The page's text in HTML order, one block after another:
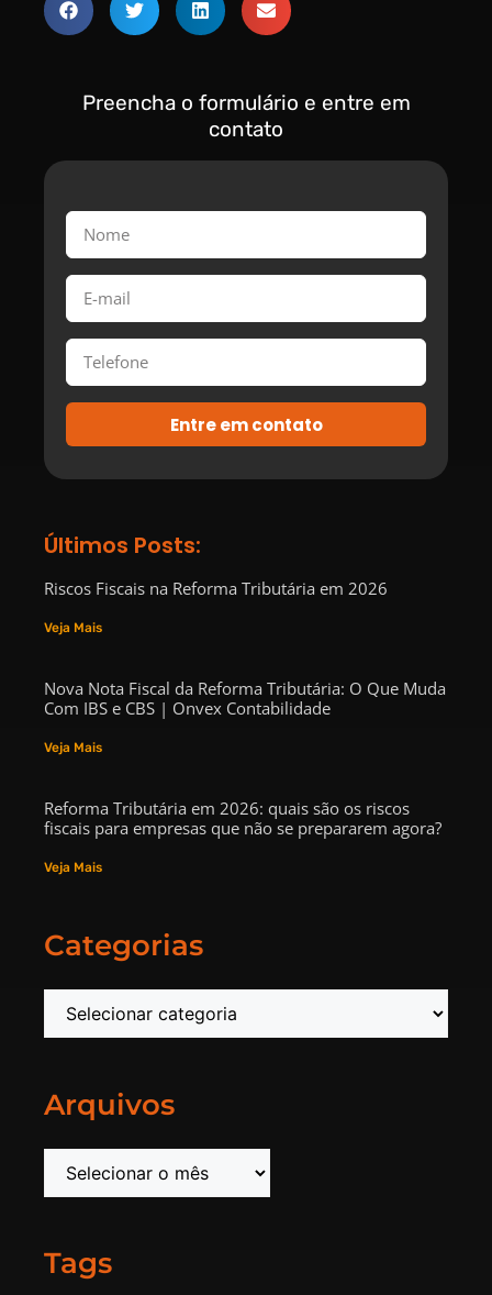
Preencha o formulário e entre em
contato
Entre em contato
Últimos Posts:
Riscos Fiscais na Reforma Tributária em 2026
Veja Mais
Nova Nota Fiscal da Reforma Tributária: O Que Muda
Com IBS e CBS | Onvex Contabilidade
Veja Mais
Reforma Tributária em 2026: quais são os riscos
fiscais para empresas que não se prepararem agora?
Veja Mais
Categorias
Arquivos
Tags